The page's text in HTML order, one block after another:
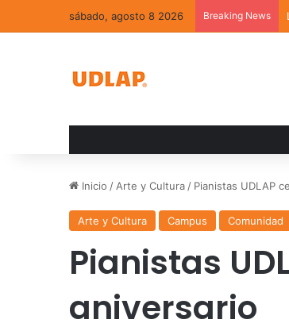
sábado, agosto 8 2026 Breaking News
Inicio / Arte y Cultura / Pianistas UDLAP
Arte y Cultura Campus Comunidad
Pianistas
aniversario